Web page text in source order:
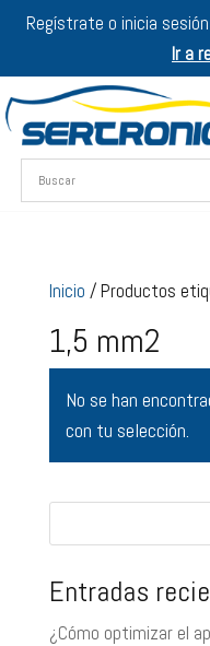
Regístrate o inicia
Ir a
Inicio / Productos
1,5 mm2
No se han
con tu selección.
Entradas
¿Cómo optimizar el